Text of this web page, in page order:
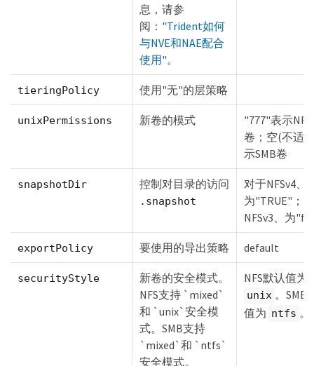
息，请参
阅： "Trident如何
与NVE和NAE配合
使用"。
tieringPolicy 使用"无"的层策略
unixPermissions 新卷的模式
"777"表示NFS
卷；空(不适
示SMB卷
snapshotDir 控制对目录的访问
.snapshot
对于NFSv4、
为"TRUE"；
NFSv3、为
exportPolicy 要使用的导出策略 default
securityStyle
新卷的安全模式。
NFS支持 `mixed`
和 `unix`安全模
式。SMB支持
`mixed`和 `ntfs`
安全模式。
NFS默认值为
unix 。SMB
值为 ntfs 。